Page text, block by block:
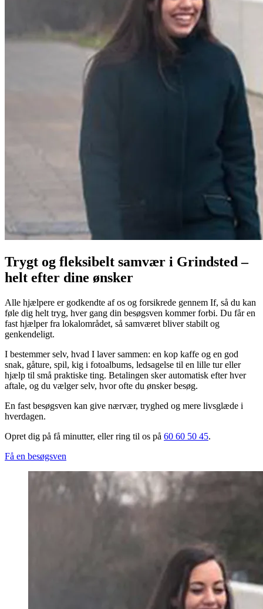
Trygt og fleksibelt samvær i Grindsted –
helt efter dine ønsker
Alle hjælpere er godkendte af os og forsikrede gennem If, så du kan
føle dig helt tryg, hver gang din besøgsven kommer forbi. Du får en
fast hjælper fra lokalområdet, så samværet bliver stabilt og
genkendeligt.
I bestemmer selv, hvad I laver sammen: en kop kaffe og en god
snak, gåture, spil, kig i fotoalbums, ledsagelse til en lille tur eller
hjælp til små praktiske ting. Betalingen sker automatisk efter hver
aftale, og du vælger selv, hvor ofte du ønsker besøg.
En fast besøgsven kan give nærvær, tryghed og mere livsglæde i
hverdagen.
Opret dig på få minutter, eller ring til os på 60 60 50 45.
Få en besøgsven